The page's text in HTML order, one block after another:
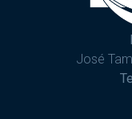
José